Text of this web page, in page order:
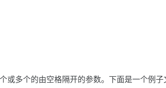
或多个的由空格隔开的参数。下面是一个例子